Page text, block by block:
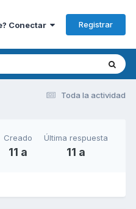
Conectar Registrar
Toda la actividad
Creado
11 a
Última respuesta
11 a